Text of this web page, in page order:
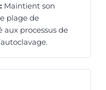
Maintient son
plage de
processus de